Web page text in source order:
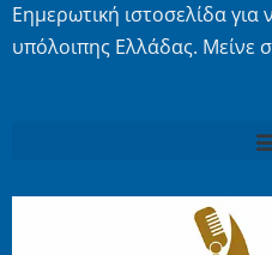
Εημερωτική ιστοσελίδα για
υπόλοιπης Ελλάδας. Μείνε